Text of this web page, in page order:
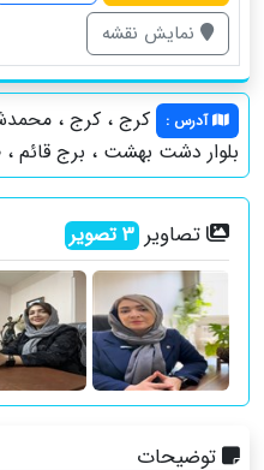
نمایش نقشه
آدرس :
کرج ، كرج ،
بلوار دشت بهشت ، برج قائم ، طبقه ٣ ،
تصاویر 3تصویر
توضیحات